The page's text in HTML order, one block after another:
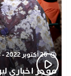
26 أكتوبر 2022 - 20:33
موجز اخباري ليوم